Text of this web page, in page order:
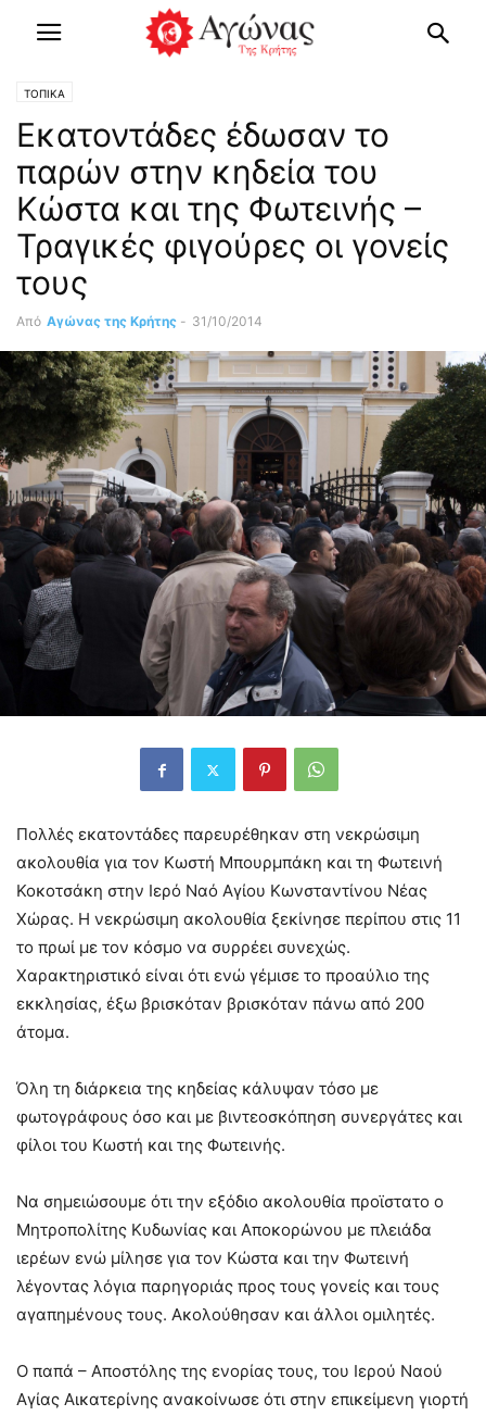
ΤΟΠΙΚΑ
Εκατοντάδες έδωσαν το
παρών στην κηδεία του
Κώστα και της Φωτεινής –
Τραγικές φιγούρες οι γονείς
τους
Από Αγώνας της Κρήτης - 31/10/2014
Πολλές εκατοντάδες παρευρέθηκαν στη νεκρώσιμη
ακολουθία για τον Κωστή Μπουρμπάκη και τη Φωτεινή
Κοκοτσάκη στην Ιερό Ναό Αγίου Κωνσταντίνου Νέας
Χώρας. Η νεκρώσιμη ακολουθία ξεκίνησε περίπου στις 11
το πρωί με τον κόσμο να συρρέει συνεχώς.
Χαρακτηριστικό είναι ότι ενώ γέμισε το προαύλιο της
εκκλησίας, έξω βρισκόταν βρισκόταν πάνω από 200
άτομα.
Όλη τη διάρκεια της κηδείας κάλυψαν τόσο με
φωτογράφους όσο και με βιντεοσκόπηση συνεργάτες και
φίλοι του Κωστή και της Φωτεινής.
Να σημειώσουμε ότι την εξόδιο ακολουθία προϊστατο ο
Μητροπολίτης Κυδωνίας και Αποκορώνου με πλειάδα
ιερέων ενώ μίλησε για τον Κώστα και την Φωτεινή
λέγοντας λόγια παρηγοριάς προς τους γονείς και τους
αγαπημένους τους. Ακολούθησαν και άλλοι ομιλητές.
Ο παπά – Αποστόλης της ενορίας τους, του Ιερού Ναού
Αγίας Αικατερίνης ανακοίνωσε ότι στην επικείμενη γιορτή